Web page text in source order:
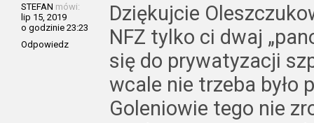
STEFAN mówi:
lip 15, 2019
o godzinie 23:23
Odpowiedz
Dziękujcie
NFZ tylko ci dwaj
się do prywatyzacji
wcale nie trzeba było
Goleniowie tego nie